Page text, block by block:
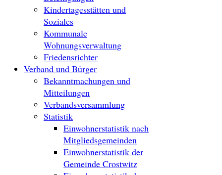
Kindertagesstätten und
Soziales
Kommunale
Wohnungsverwaltung
Friedensrichter
Verband und Bürger
Bekanntmachungen und
Mitteilungen
Verbandsversammlung
Statistik
Einwohnerstatistik nach
Mitgliedsgemeinden
Einwohnerstatistik der
Gemeinde Crostwitz